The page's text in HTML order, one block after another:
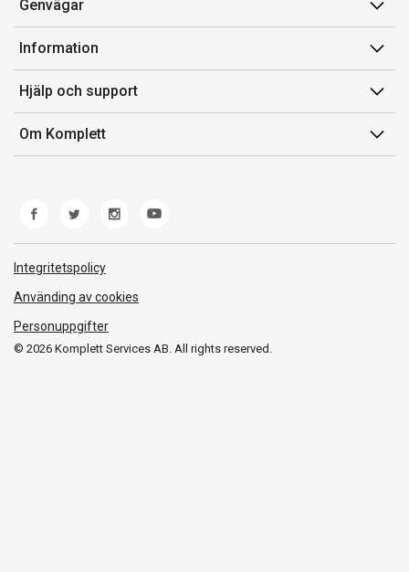
Genvägar
Konto
Orderhistorik
Presentkort
Komplett Club
Information
Försäljningsvillkor
Medlemsvillkor for Komplett Club
Lediga tjänster
Hjälp och support
Kontakta oss
Kundservice
Produkthjälp och retur
Felsökning och guider
Frakt och leverans
Om Komplett
© 2026 Komplett Services AB. All rights reserved.
Integritetspolicy
Använding av cookies
Personuppgifter